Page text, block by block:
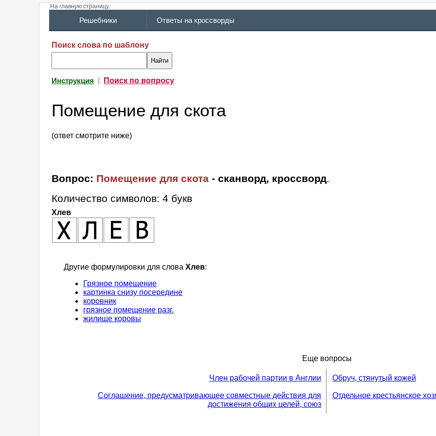
На главную страницу
Решебники Ответы на кроссворды
Поиск слова по шаблону
Инструкция Поиск по вопросу
Помещение для скота
(ответ смотрите ниже)
Вопрос: Помещение для скота - сканворд, кроссворд.
Количество символов: 4 букв
Хлев
Другие формулировки для слова Хлев:
Грязное помещение
картинка снизу посередине
коровник
грязное помещение разг.
жилище коровы
Еще вопросы
Член рабочей партии в Англии
Соглашение, предусматривающее совместные действия для
достижения общих целей, союз
Обруч, стянутый кожей
Отдельное крестьянское